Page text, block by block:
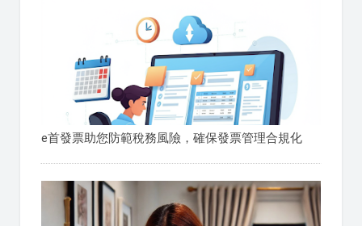
e首發票助您防範稅務風險，確保發票管理合規化